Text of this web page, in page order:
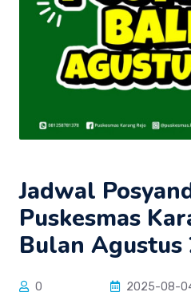
Jadwal
Puskesmas
Bulan Agustus
0
2025-08-